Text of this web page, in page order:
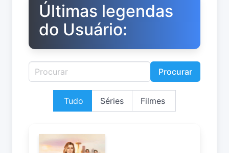
Últimas legendas
do Usuário:
Procurar
Tudo Séries Filmes